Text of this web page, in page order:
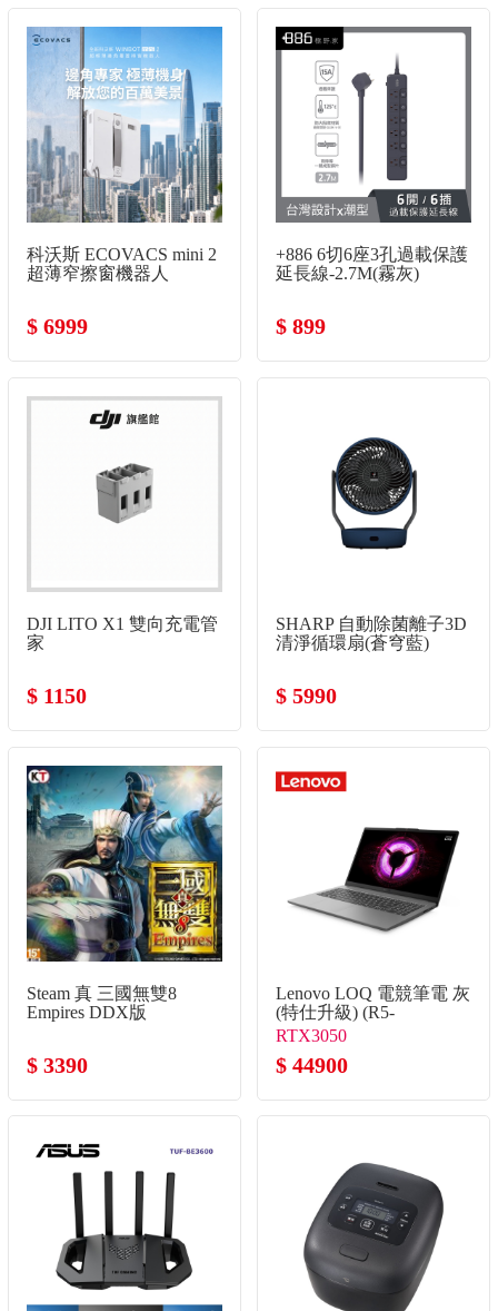
科沃斯 ECOVACS mini 2
超薄窄擦窗機器人
$ 6999
+886 6切6座3孔過載保護
延長線-2.7M(霧灰)
$ 899
DJI LITO X1 雙向充電管
家
$ 1150
SHARP 自動除菌離子3D
清淨循環扇(蒼穹藍)
$ 5990
Steam 真 三國無雙8
Empires DDX版
$ 3390
Lenovo LOQ 電競筆電 灰
(特仕升級) (R5-
7535HS/16G+16G/512G+2TB
RTX3050
$ 44900